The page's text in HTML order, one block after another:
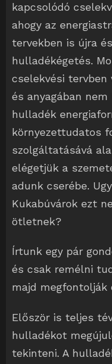
kapcsolódó
ahogy az
tervekben is újra
hulladékégetés.
cselekvési tervben
és anyagában
hulladék
környezettudatos
szolgáltatásává
elégetjük a
adunk cserébe.
Kukabúvárok ezt
ötletnek?
Írtunk egy pár
és csak remélni
majd megfontolják
Először is teljes
hulladékot
tekinteni. A